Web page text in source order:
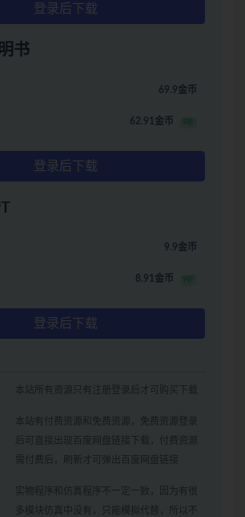
登录后下载
书
69.9金币
62.91金币 9折
登录后下载
9.9金币
8.91金币 9折
登录后下载
本站所有资源只有注册登录后才可购买下载
本站有付费资源和免费资源，免费资源登录
后可直接出现百度网盘链接下载，付费资源
需付费后，刷新才可弹出百度网盘链接
实物程序和仿真程序不一定一致，因为有很
多模块仿真中没有，只能模拟代替，所以不